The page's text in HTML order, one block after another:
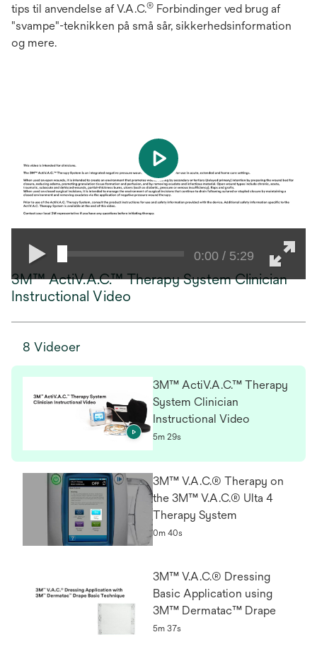
tips til anvendelse af V.A.C.® Forbindinger ved brug af
"svampe"-teknikken på små sår, sikkerhedsinformation
og mere.
0:00 / 5:29
play
3M™ ActiV.A.C.™ Therapy System Clinician
Instructional Video
8 Videoer
3M™ ActiV.A.C.™ Therapy
System Clinician
Instructional Video
5m 29s
3M™ V.A.C.® Therapy on
the 3M™ V.A.C.® Ulta 4
Therapy System
0m 40s
3M™ V.A.C.® Dressing
Basic Application using
3M™ Dermatac™ Drape
5m 37s